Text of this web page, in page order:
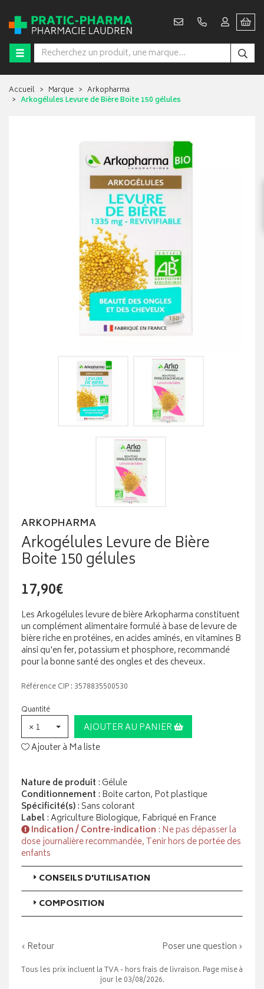
Accueil Marque
Arkopharma
Arkogélules Levure de Bière Boite 150 gélules
ARKOPHARMA
Arkogélules Levure de Bière
Boite 150 gélules
17,90€
Les Arkogélules levure de bière Arkopharma constituent
un complément alimentaire formulé à base de levure de
bière riche en protéines, en acides aminés, en vitamines B
ainsi qu'en fer, potassium et phosphore, recommandé
pour la bonne santé des ongles et des cheveux.
Référence CIP : 3578835500530
Quantité
× 1
AJOUTER AU PANIER
Ajouter à Ma liste
Nature de produit : Gélule
Conditionnement : Boite carton, Pot plastique
Spécificité(s): Sans colorant
Label: Agriculture Biologique, Fabriqué en France
Indication / Contre-indication : Ne pas dépasser la
dose journalière recommandée, Tenir hors de portée des
enfants
CONSEILS D'UTILISATION
COMPOSITION
‹ Retour Poser une question ›
Tous les prix incluent la TVA - hors frais de livraison. Page mise à
jour le 03/08/2026.